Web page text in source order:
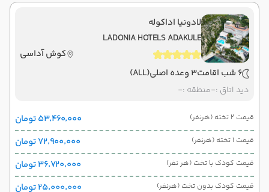
لادونیا اداکوله
LADONIA HOTELS ADAKULE
کوش آداسی
6 شب اقامت
3 وعده اصلی
(ALL)
دید اتاق :-منطقه :-
قیمت 2 تخته (هرنفر) ۵۳٬۴۶۰٬۰۰۰ تومان
قیمت 1 تخته (هرنفر) ۷۲٬۹۰۰٬۰۰۰ تومان
قیمت کودک با تخت (هر نفر) ۳۶٬۷۲۰٬۰۰۰ تومان
قیمت کودک بدون تخت (هرنفر) ۲۵٬۰۰۰٬۰۰۰ تومان